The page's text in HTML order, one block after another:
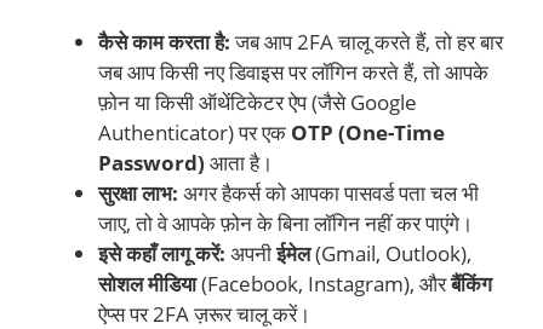
कैसे काम करता है:जब आप 2FA चालू करते हैं, तो हर बार
जब आप किसी नए डिवाइस पर लॉगिन करते हैं, तो आपके
फ़ोन या किसी ऑथेंटिकेटर ऐप (जैसे Google
Authenticator) पर एक OTP (One-Time
Password) आता है।
सुरक्षा लाभ: अगर हैकर्स को आपका पासवर्ड पता चल भी
जाए, तो वे आपके फ़ोन के बिना लॉगिन नहीं कर पाएंगे।
इसे कहाँ लागू करें: अपनीईमेल(Gmail, Outlook),
सोशल मीडिया(Facebook, Instagram), औरबैंकिंग
ऐप्स पर 2FA ज़रूर चालू करें।